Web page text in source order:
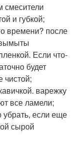
смесители
и губкой;
времени? после
вымыты
Если что-
будет
чистой;
варежку
все ламели;
убрать, если еще
сырой